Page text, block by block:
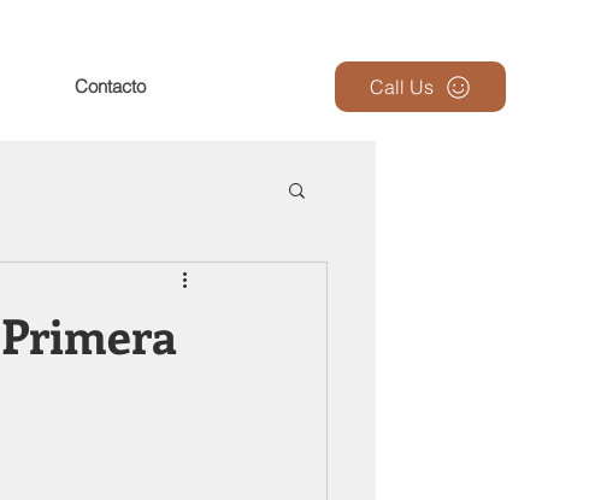
Call Us
Contacto